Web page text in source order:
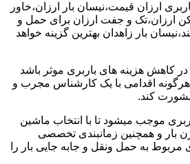
ارزان قیمت،نیسان بار ارزان،خاور
ارزان،تک و جفت ارزان برای حمل و
بار زاهدان بهترین گزینه خواهد
در کاهش هزینه های باربری موثر باشد
هرگونه اقدامی با یک کارشناس مجرب و
مشورت کند.
موجب میشود تا با انتخاب ماشین
بار و همچنین زمانبندی تخصصی
مربوط به حمل ونقل و جابه جایی بار را